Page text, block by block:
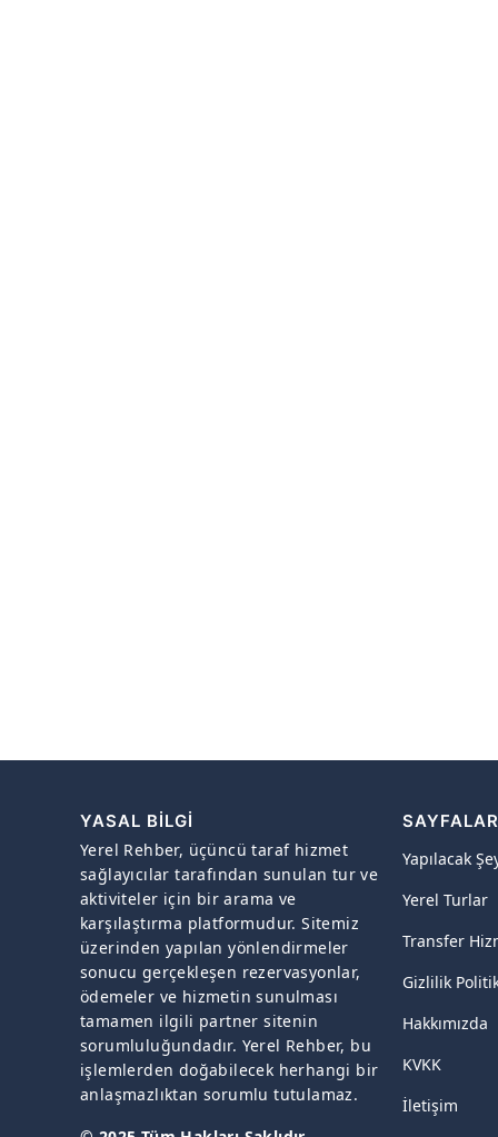
YASAL BILGI
Yerel Rehber, üçüncü taraf hizmet
sağlayıcılar tarafından sunulan tur ve
aktiviteler için bir arama ve
karşılaştırma platformudur. Sitemiz
üzerinden yapılan yönlendirmeler
sonucu gerçekleşen rezervasyonlar,
ödemeler ve hizmetin sunulması
tamamen ilgili partner sitenin
sorumluluğundadır. Yerel Rehber, bu
işlemlerden doğabilecek herhangi bir
anlaşmazlıktan sorumlu tutulamaz.
SAYFALAR
Yapılacak
Yerel Turlar
Transfer
Gizlilik
Hakkımızda
KVKK
İletişim